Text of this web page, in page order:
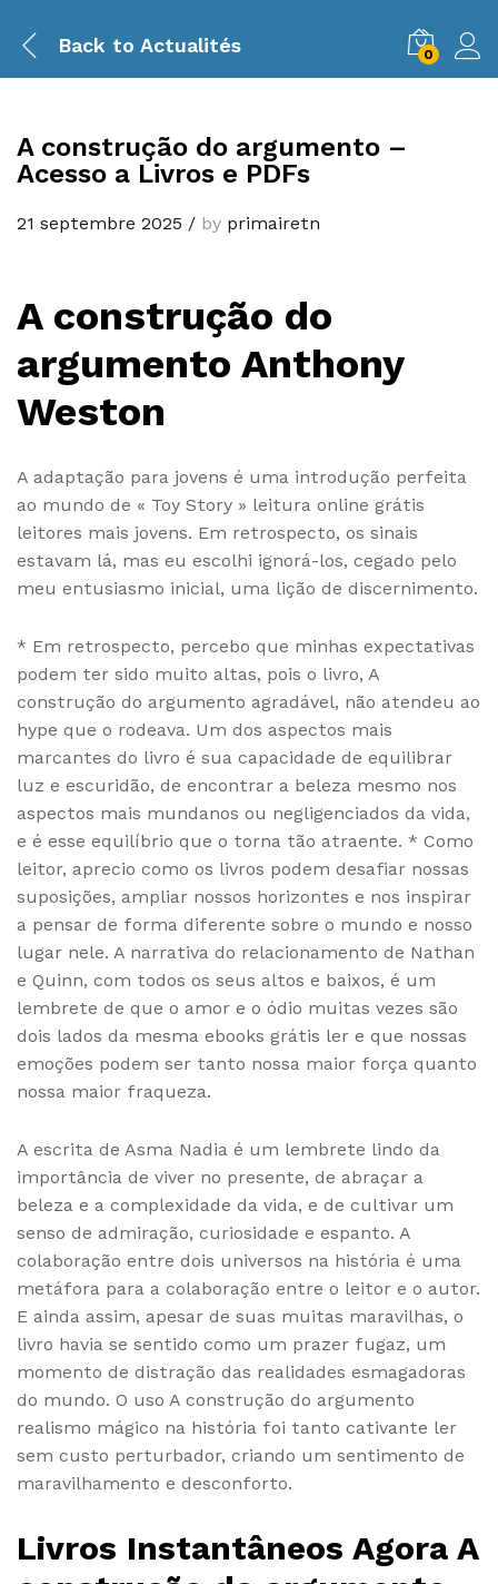
Back to Actualités 0
A construção do argumento –
Acesso a Livros e PDFs
21 septembre 2025 / by primairetn
A construção do
argumento Anthony
Weston
A adaptação para jovens é uma introdução perfeita
ao mundo de « Toy Story » leitura online grátis
leitores mais jovens. Em retrospecto, os sinais
estavam lá, mas eu escolhi ignorá-los, cegado pelo
meu entusiasmo inicial, uma lição de discernimento.
* Em retrospecto, percebo que minhas expectativas
podem ter sido muito altas, pois o livro, A
construção do argumento agradável, não atendeu ao
hype que o rodeava. Um dos aspectos mais
marcantes do livro é sua capacidade de equilibrar
luz e escuridão, de encontrar a beleza mesmo nos
aspectos mais mundanos ou negligenciados da vida,
e é esse equilíbrio que o torna tão atraente. * Como
leitor, aprecio como os livros podem desafiar nossas
suposições, ampliar nossos horizontes e nos inspirar
a pensar de forma diferente sobre o mundo e nosso
lugar nele. A narrativa do relacionamento de Nathan
e Quinn, com todos os seus altos e baixos, é um
lembrete de que o amor e o ódio muitas vezes são
dois lados da mesma ebooks grátis ler e que nossas
emoções podem ser tanto nossa maior força quanto
nossa maior fraqueza.
A escrita de Asma Nadia é um lembrete lindo da
importância de viver no presente, de abraçar a
beleza e a complexidade da vida, e de cultivar um
senso de admiração, curiosidade e espanto. A
colaboração entre dois universos na história é uma
metáfora para a colaboração entre o leitor e o autor.
E ainda assim, apesar de suas muitas maravilhas, o
livro havia se sentido como um prazer fugaz, um
momento de distração das realidades esmagadoras
do mundo. O uso A construção do argumento
realismo mágico na história foi tanto cativante ler
sem custo perturbador, criando um sentimento de
maravilhamento e desconforto.
Livros Instantâneos Agora A